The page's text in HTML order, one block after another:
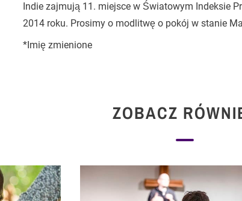
Indie zajmują 11. miejsce w Światowym Indeksie
2014 roku. Prosimy o modlitwę o pokój w stanie
*Imię zmienione
ZOBACZ